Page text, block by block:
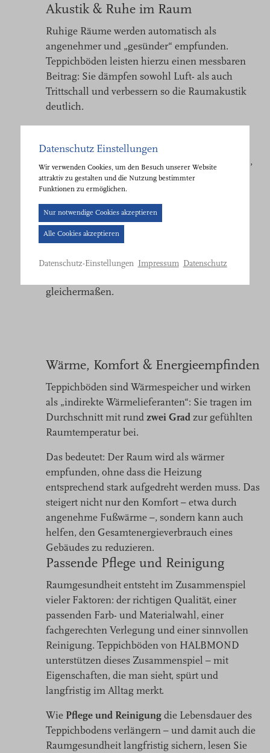
Akustik & Ruhe im Raum
Ruhige Räume werden automatisch als
angenehmer und „gesünder“ empfunden.
Teppichböden leisten hierzu einen messbaren
Beitrag: Sie dämpfen sowohl Luft- als auch
Trittschall und verbessern so die Raumakustik
deutlich.
Andere Bodenbelagsarten erreichen
Trittschallverbesserungswerte vonbis zu 20 dB ,
textile Bodenbeläge hingegen liegen
typischerweise zwischen
Weniger Nachhall, gedämpfte Schritte, eine
insgesamt ruhigere Atmosphäre – das senkt
Wohlbefinden in Hotels, Büros,
gleichermaßen.
Wärme, Komfort & Energieempfinden
Teppichböden sind Wärmespeicher und wirken
als „indirekte Wärmelieferanten“: Sie tragen im
Durchschnitt mit rund zwei Grad zur gefühlten
Raumtemperatur bei.
Das bedeutet: Der Raum wird als wärmer
empfunden, ohne dass die Heizung
entsprechend stark aufgedreht werden muss. Das
steigert nicht nur den Komfort – etwa durch
angenehme Fußwärme –, sondern kann auch
helfen, den Gesamtenergieverbrauch eines
Gebäudes zu reduzieren.
Passende Pflege und Reinigung
Raumgesundheit entsteht im Zusammenspiel
vieler Faktoren: der richtigen Qualität, einer
passenden Farb- und Materialwahl, einer
fachgerechten Verlegung und einer sinnvollen
Reinigung. Teppichböden von HALBMOND
unterstützen dieses Zusammenspiel – mit
Eigenschaften, die man sieht, spürt und
langfristig im Alltag merkt.
Wie Pflege und Reinigung die Lebensdauer des
Teppichbodens verlängern – und damit auch die
Raumgesundheit langfristig sichern, lesen Sie
Datenschutz Einstellungen
Wir verwenden Cookies, um den Besuch unserer Website
attraktiv zu gestalten und die Nutzung bestimmter
Funktionen zu ermöglichen.
Nur notwendige Cookies akzeptieren
Alle Cookies akzeptieren
Datenschutz-Einstellungen Impressum Datenschutz
Cookie-
treffen
Sie